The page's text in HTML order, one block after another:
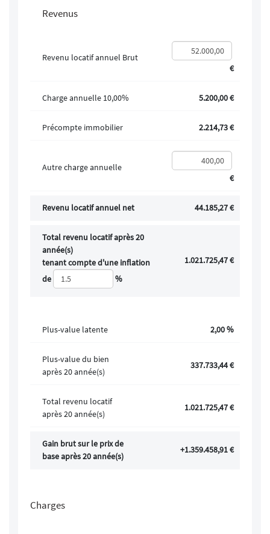
Revenus
Revenu locatif annuel Brut
€
Charge annuelle 10,00% 5.200,00 €
Précompte immobilier 2.214,73 €
Autre charge annuelle
€
Revenu locatif annuel net 44.185,27 €
Total revenu locatif après 20
année(s)
tenant compte d'une inflation
de
%
1.021.725,47 €
Plus-value latente 2,00 %
Plus-value du bien
après 20 année(s)
337.733,44 €
Total revenu locatif
après 20 année(s)
1.021.725,47 €
Gain brut sur le prix de
base après 20 année(s)
+1.359.458,91 €
Charges